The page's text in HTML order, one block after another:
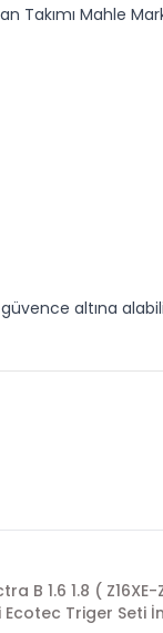
Mahle
altına
B 1.6 1.8 ( Z16XE-
Ecotec Triger Seti